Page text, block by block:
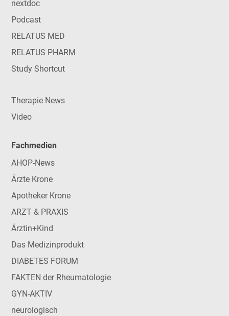
nextdoc
Podcast
RELATUS MED
RELATUS PHARM
Study Shortcut
Therapie News
Video
Fachmedien
AHOP-News
Ärzte Krone
Apotheker Krone
ARZT & PRAXIS
Ärztin+Kind
Das Medizinprodukt
DIABETES FORUM
FAKTEN der Rheumatologie
GYN-AKTIV
neurologisch